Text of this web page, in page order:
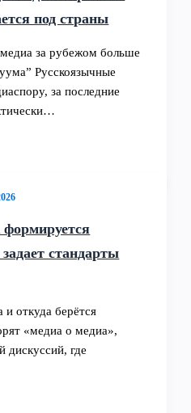
под страны
за рубежом больше
Русскоязычные
за последние
стандарты
откуда берётся
«медиа о медиа»,
дискуссий, где